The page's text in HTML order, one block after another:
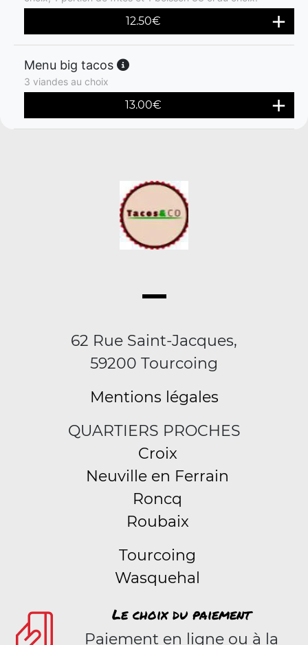
12.50€
Menu big tacos
3 viandes au choix
13.00€
62 Rue Saint-Jacques,
59200 Tourcoing
Mentions légales
QUARTIERS PROCHES
Croix
Neuville en Ferrain
Roncq
Roubaix
Tourcoing
Wasquehal
Le choix du paiement
Paiement en ligne ou à la